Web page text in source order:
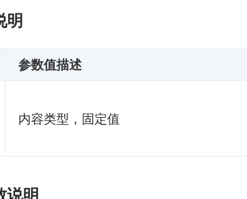
明
参数值描述
内容类型，固定值
说明